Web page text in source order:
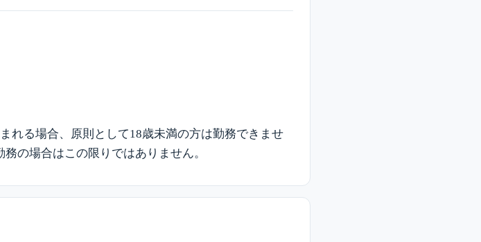
れる場合、原則として18歳未満の方は勤務できませ
の場合はこの限りではありません。